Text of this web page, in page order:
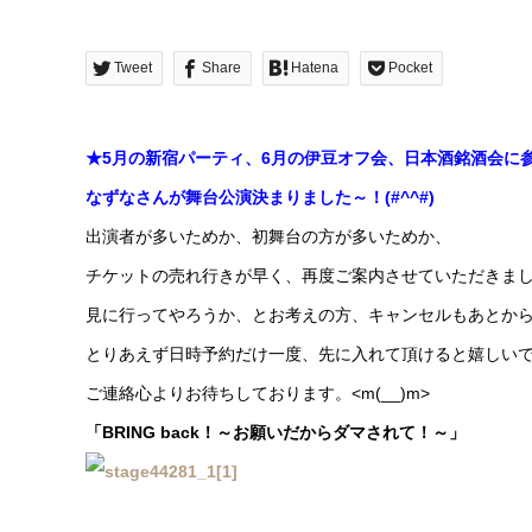
Tweet Share Hatena Pocket
★5月の新宿パーティ、6月の伊豆オフ会、日本酒銘酒会に
なずなさんが舞台公演決まりました～！(#^^#)
出演者が多いためか、初舞台の方が多いためか、
チケットの売れ行きが早く、再度ご案内させていただきま
見に行ってやろうか、とお考えの方、キャンセルもあとか
とりあえず日時予約だけ一度、先に入れて頂けると嬉しいで
ご連絡心よりお待ちしております。<m(__)m>
「BRING back！～お願いだからダマされて！～」